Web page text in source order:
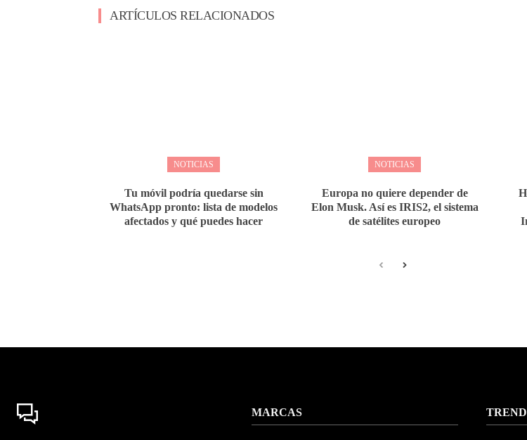
ARTÍCULOS RELACIONADOS
NOTICIAS
Tu móvil podría quedarse sin
WhatsApp pronto: lista de modelos
afectados y qué puedes hacer
NOTICIAS
Europa no quiere depender de
Elon Musk. Así es IRIS2, el sistema
de satélites europeo
MARCAS